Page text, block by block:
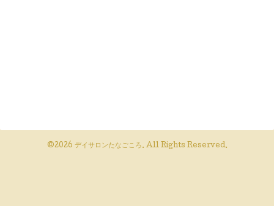
©2026 デイサロンたなごころ. All Rights Reserved.